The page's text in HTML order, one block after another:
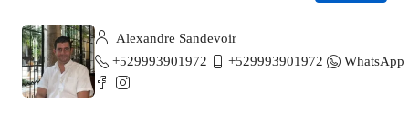
Alexandre Sandevoir
+529993901972
+529993901972 WhatsApp